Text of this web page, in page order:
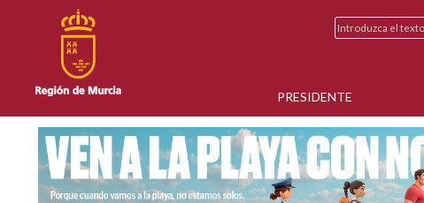
PRESIDENTE